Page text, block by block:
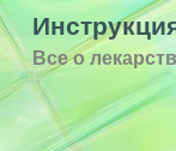
к
Все о